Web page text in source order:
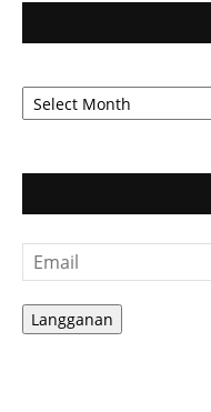
Arsip
Berita
Email
Langganan